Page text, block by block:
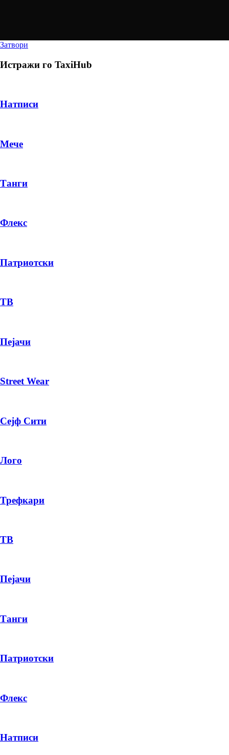
PRODUCT
ПЛАТИ ПРИ ДОСТАВА ВО КЕШ
Затвори
Истражи го TaxiHub
Натписи
Мече
Танги
Флекс
Патриотски
ТВ
Пејачи
Street Wear
Сејф Сити
Лого
Трефкари
ТВ
Пејачи
Танги
Патриотски
Флекс
Натписи